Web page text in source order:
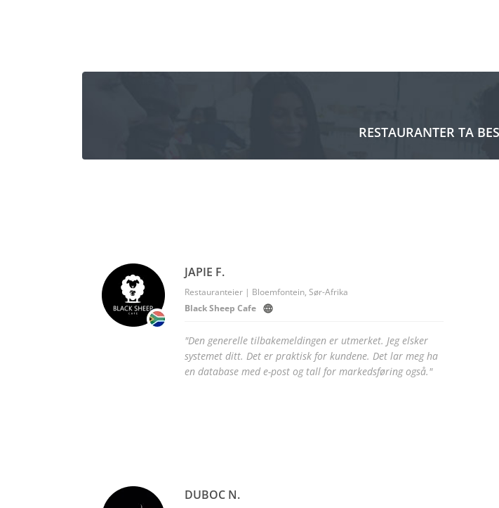
RESTAURANTER TA
JAPIE F.
Restauranteier | Bloemfontein, Sør-Afrika
Black Sheep Cafe
"Den generelle tilbakemeldingen er utmerket. Jeg elsker
systemet ditt. Det er praktisk for kundene. Det lar meg ha
en database med e-post og tall for markedsføring også."
DUBOC N.